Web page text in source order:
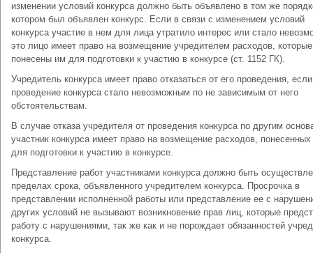
изменении условий конкурса должно быть объявлено в том же
котором был объявлен конкурс. Если в связи с изменением условий
конкурса участие в нем для лица утратило интерес или стало
это лицо имеет право на возмещение учредителем расходов,
понесены им для подготовки к участию в конкурсе (ст. 1152 ГК).
Учредитель конкурса имеет право отказаться от его проведения, если
проведение конкурса стало невозможным по не зависимым от него
обстоятельствам.
В случае отказа учредителя от проведения конкурса по другим
участник конкурса имеет право на возмещение расходов,
для подготовки к участию в конкурсе.
Представление работ участниками конкурса должно быть
пределах срока, объявленного учредителем конкурса. Просрочка в
представлении исполненной работы или представление ее с
других условий не вызывают возникновение прав лиц, которые
работу с нарушениями, так же как и не порождает обязанностей
конкурса.